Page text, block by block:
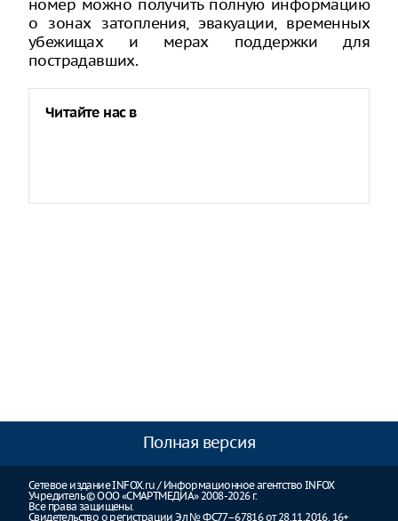
номер можно получить полную информацию
о зонах затопления, эвакуации, временных
убежищах и мерах поддержки для
пострадавших.
Читайте нас в
Полная версия
Сетевое издание INFOX.ru / Информационное агентство INFOX
Учредитель © ООО «СМАРТМЕДИА» 2008-2026 г.
Все права защищены.
Свидетельство о регистрации Эл № ФС77–67816 от 28.11.2016. 16+